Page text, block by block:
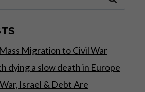
DEUTSCH
Migration to Civil War
dying a slow death in Europe
Israel & Debt Are